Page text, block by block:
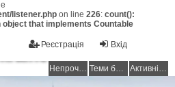
listener.php on line 226: count():
that implements Countable
Вхід
Реєстрація
Непрочитані повідомлення Теми без відповідей Активні теми